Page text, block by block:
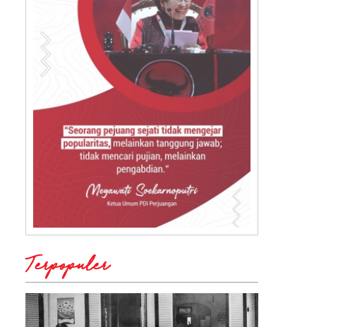
Terpopuler